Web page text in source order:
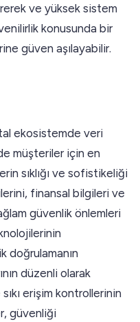
ve yüksek sistem
konusunda bir
güven aşılayabilir.
ekosistemde veri
müşteriler için en
sıklığı ve sofistikeliği
finansal bilgileri ve
güvenlik önlemleri
doğrulamanın
düzenli olarak
erişim kontrollerinin
güvenliği